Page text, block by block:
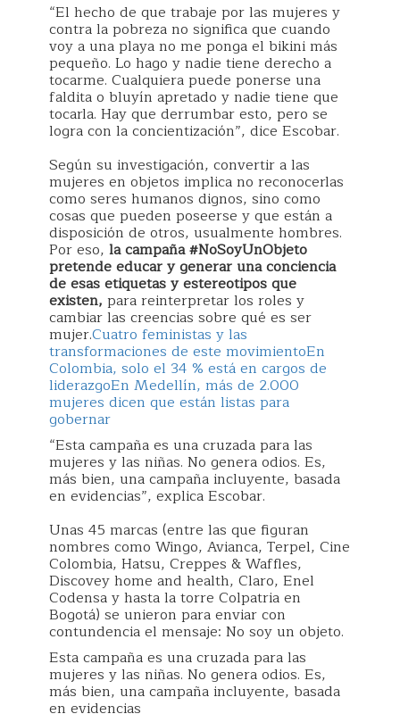
“El hecho de que trabaje por las mujeres y
contra la pobreza no significa que cuando
voy a una playa no me ponga el bikini más
pequeño. Lo hago y nadie tiene derecho a
tocarme. Cualquiera puede ponerse una
faldita o bluyín apretado y nadie tiene que
tocarla. Hay que derrumbar esto, pero se
logra con la concientización”, dice Escobar.
Según su investigación, convertir a las
mujeres en objetos implica no reconocerlas
como seres humanos dignos, sino como
cosas que pueden poseerse y que están a
disposición de otros, usualmente hombres.
Por eso, la campaña #NoSoyUnObjeto
pretende educar y generar una conciencia
de esas etiquetas y estereotipos que
existen, para reinterpretar los roles y
cambiar las creencias sobre qué es ser
mujer.Cuatro feministas y las
transformaciones de este movimientoEn
Colombia, solo el 34 % está en cargos de
liderazgoEn Medellín, más de 2.000
mujeres dicen que están listas para
gobernar
“Esta campaña es una cruzada para las
mujeres y las niñas. No genera odios. Es,
más bien, una campaña incluyente, basada
en evidencias”, explica Escobar.
Unas 45 marcas (entre las que figuran
nombres como Wingo, Avianca, Terpel, Cine
Colombia, Hatsu, Creppes & Waffles,
Discovey home and health, Claro, Enel
Codensa y hasta la torre Colpatria en
Bogotá) se unieron para enviar con
contundencia el mensaje: No soy un objeto.
Esta campaña es una cruzada para las
mujeres y las niñas. No genera odios. Es,
más bien, una campaña incluyente, basada
en evidencias